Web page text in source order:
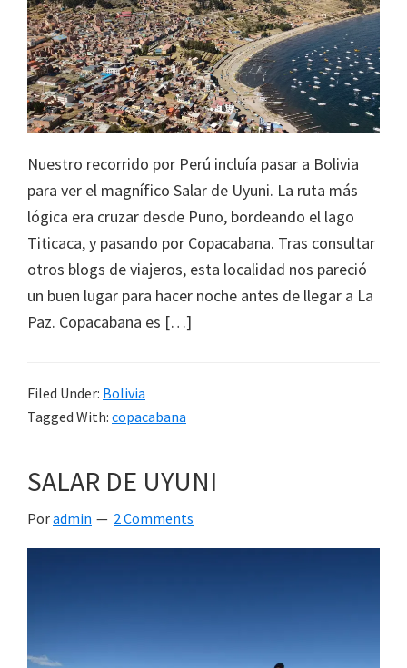
Nuestro recorrido por Perú incluía pasar a Bolivia
para ver el magnífico Salar de Uyuni. La ruta más
lógica era cruzar desde Puno, bordeando el lago
Titicaca, y pasando por Copacabana. Tras consultar
otros blogs de viajeros, esta localidad nos pareció
un buen lugar para hacer noche antes de llegar a La
Paz. Copacabana es […]
Filed Under: Bolivia
Tagged With: copacabana
SALAR DE UYUNI
Poradmin 2 Comments